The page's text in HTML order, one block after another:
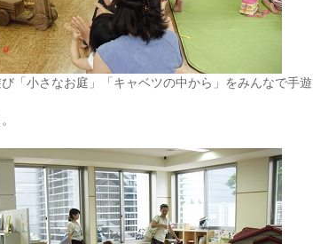
「小さなお庭」「キャベツの中から」をみんなで手